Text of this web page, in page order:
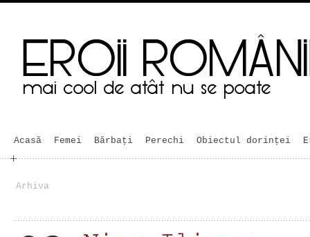
Acasă Femei Bărbaţi Perechi Obiectul dorinței
Arhiva